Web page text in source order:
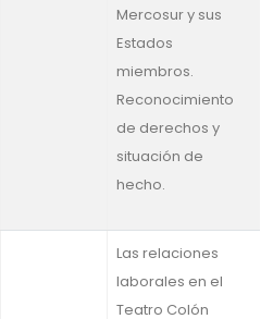
Mercosur y sus
Estados
miembros.
Reconocimiento
de derechos y
situación de
hecho.
Las relaciones
laborales en el
Teatro Colón